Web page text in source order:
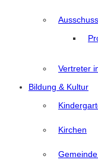
Vertreter
Bildung & Kultur
Kirchen